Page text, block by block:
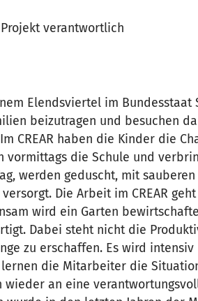
verantwortlich
Elendsviertel im Bundesstaat
beizutragen und besuchen
CREAR haben die Kinder die
die Schule und
werden geduscht, mit
Die Arbeit im CREAR
wird ein Garten
Dabei steht nicht die
zu erschaffen. Es wird
die Mitarbeiter die
an eine